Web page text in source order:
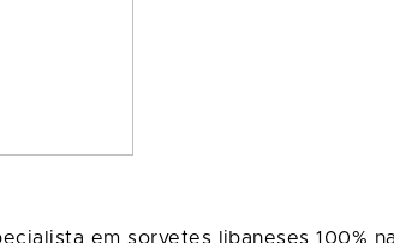
em sorvetes libaneses 100%